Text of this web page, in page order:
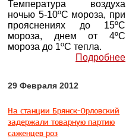
Температура воздуха
ночью 5-10ºС мороза, при
прояснениях до 15ºС
мороза, днем от 4ºС
мороза до 1ºС тепла.
Подробнее
29 Февраля 2012
На станции Брянск-Орловский
задержали товарную партию
саженцев роз